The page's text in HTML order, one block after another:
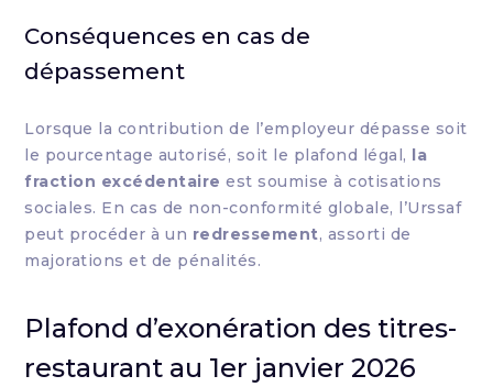
Conséquences en cas de
dépassement
Lorsque la contribution de l’employeur dépasse soit
le pourcentage autorisé, soit le plafond légal, la
fraction excédentaire est soumise à cotisations
sociales. En cas de non-conformité globale, l’Urssaf
peut procéder à un redressement, assorti de
majorations et de pénalités.
Plafond d’exonération des titres-
restaurant au 1er janvier 2026